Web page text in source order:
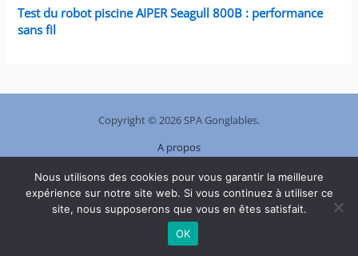
Test du robot piscine AIPER Seagull 800B : performance
sans fil
Copyright © 2026 SPA Gonglables.
A propos
Contact
Mentions légales
Politique de confidentialité
Nous utilisons des cookies pour vous garantir la meilleure
expérience sur notre site web. Si vous continuez à utiliser ce
site, nous supposerons que vous en êtes satisfait.
OK